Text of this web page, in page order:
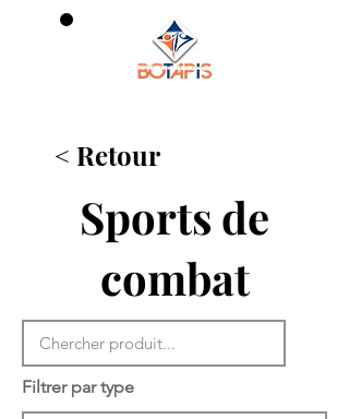
< Retour
Sports de
combat
Filtrer par type